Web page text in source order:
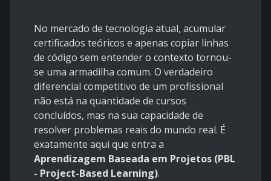
No mercado de tecnologia atual, acumular
certificados teóricos e apenas copiar linhas
de código sem entender o contexto tornou-
se uma armadilha comum. O verdadeiro
diferencial competitivo de um profissional
não está na quantidade de cursos
concluídos, mas na sua capacidade de
resolver problemas reais do mundo real. É
exatamente aqui que entra a
Aprendizagem Baseada em Projetos (PBL
- Project-Based Learning).